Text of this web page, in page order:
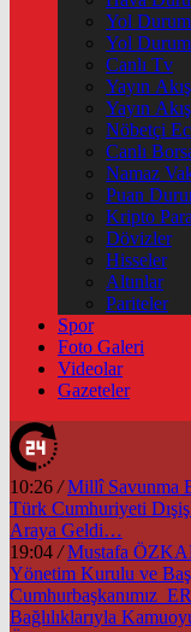
Yol
Yol
Canlı Tv
Yayın
Yayın
Nöbetçi
Canlı
Namaz
Puan
Kripto
Dövizler
Hisseler
Altınlar
Pariteler
Spor
Foto Galeri
Videolar
Gazeteler
10:26 / Millî Savunma
Türk Cumhuriyeti
Araya Geldi…
19:04 / Mustafa
Yönetim Kurulu ve
Cumhurbaşkanımız
Bağlılıklarıyla